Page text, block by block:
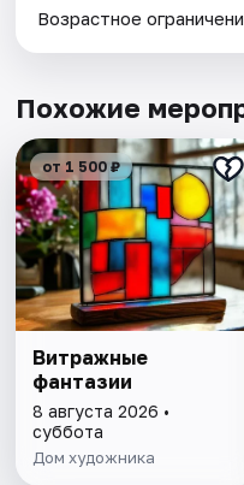
Возрастное
Похожие
от 1 500 ₽
Витражные
фантазии
8 августа 2026 •
суббота
Дом художника